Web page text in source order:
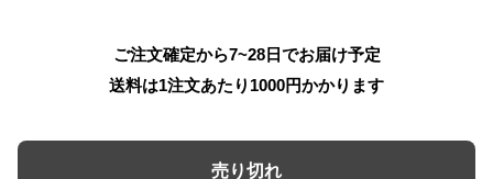
ご注文確定から7~28日でお届け予定
送料は1注文あたり 1000円かかります
売り切れ